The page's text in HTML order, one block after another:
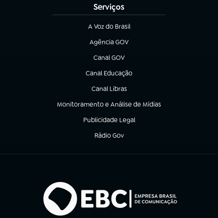
Serviços
A Voz do Brasil
(abre em nova aba)
Agência GOV
(abre em nova aba)
Canal GOV
(abre em nova aba)
Canal Educação
(abre em nova aba)
Canal Libras
(abre em nova aba)
Monitoramento e Análise de Mídias
(abre em nova aba)
Publicidade Legal
(abre em nova aba)
Rádio Gov
(abre em nova aba)